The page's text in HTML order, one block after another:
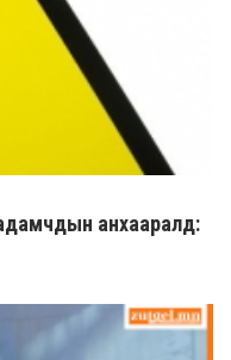
анхааралд: